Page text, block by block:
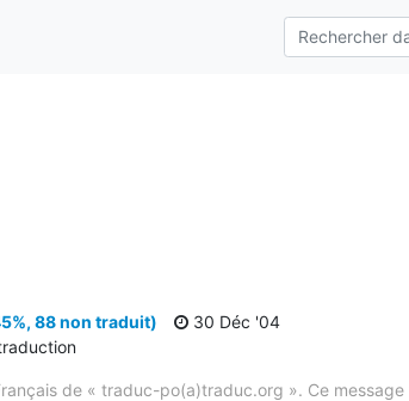
88 non traduit)
30 Déc '04
de « traduc-po(a)traduc.org ». Ce